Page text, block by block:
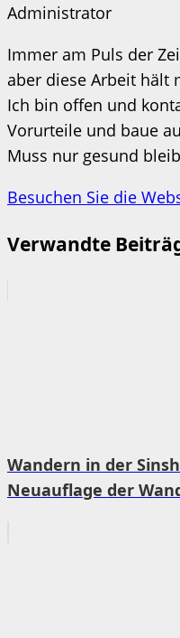
Administrator
Immer am Puls der
aber diese Arbeit hält
Ich bin offen und
Vorurteile und baue
Muss nur gesund
Besuchen Sie die
Verwandte
Wandern in der
Neuauflage der